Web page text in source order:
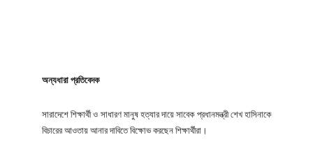
অন্যধারা প্রতিবেদক
সারাদেশে শিক্ষার্থী ও সাধারণ মানুষ হত্যার দায়ে সাবেক প্রধানমন্ত্রী শেখ হাসিনাকে
বিচারের আওতায় আনার দাবিতে বিক্ষোভ করছেন শিক্ষার্থীরা।